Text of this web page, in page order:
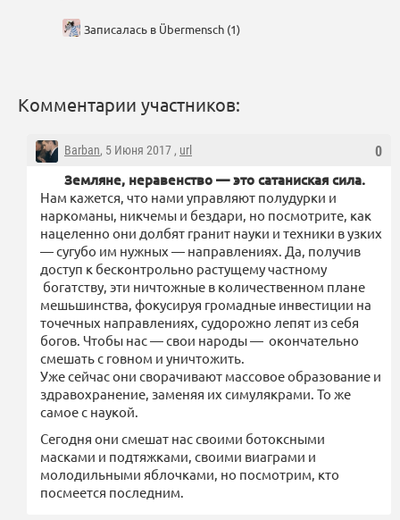
Записалась в Übermensch (1)
Комментарии участников:
0
Barban, 5 Июня 2017 , url
Земляне, неравенство — это сатаниская сила.
Нам кажется, что нами управляют полудурки и
наркоманы, никчемы и бездари, но посмотрите, как
нацеленно они долбят гранит науки и техники в узких
— сугубо им нужных — направлениях. Да, получив
доступ к бесконтрольно растущему частному
богатству, эти ничтожные в количественном плане
мешьшинства, фокусируя громадные инвестиции на
точечных направлениях, судорожно лепят из себя
богов. Чтобы нас — свои народы — окончательно
смешать с говном и уничтожить.
Уже сейчас они сворачивают массовое образование и
здравохранение, заменяя их симулякрами. То же
самое с наукой.
Сегодня они смешат нас своими ботоксными
масками и подтяжками, своими виаграми и
молодильными яблочками, но посмотрим, кто
посмеется последним.